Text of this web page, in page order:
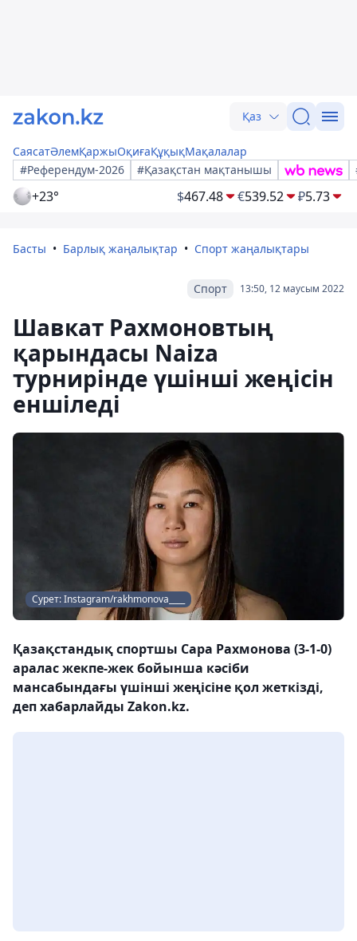
Қаз
СаясатӘлемҚаржыОқиғаҚұқықМақалалар
#Референдум-2026
#Қазақстан мақтанышы
+23° $467.48 €539.52 ₽5.73
Басты Барлық жаңалықтар Спорт жаңалықтары
13:50, 12 маусым 2022
Спорт
Шавкат Рахмоновтың
қарындасы Naiza
турнирінде үшінші жеңісін
еншіледі
Сурет: Instagram/rakhmonova____
Қазақстандық спортшы Сара Рахмонова (3-1-0)
аралас жекпе-жек бойынша кәсіби
мансабындағы үшінші жеңісіне қол жеткізді,
деп хабарлайды Zakon.kz.